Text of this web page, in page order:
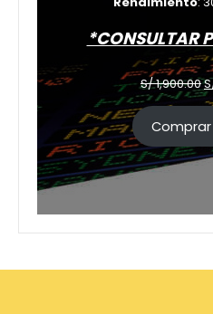
*CONSULTAR
S/1,900.00El